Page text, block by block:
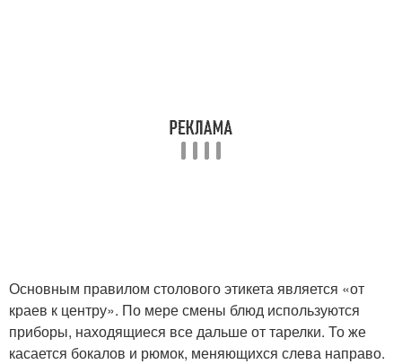
Основным правилом столового этикета является «от
краев к центру». По мере смены блюд используются
приборы, находящиеся все дальше от тарелки. То же
касается бокалов и рюмок, меняющихся слева направо.